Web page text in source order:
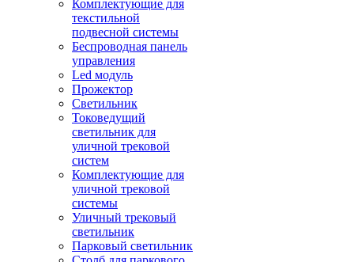
Комплектующие для
текстильной
подвесной системы
Беспроводная панель
управления
Led модуль
Прожектор
Светильник
Токоведущий
светильник для
уличной трековой
систем
Комплектующие для
уличной трековой
системы
Уличный трековый
светильник
Парковый светильник